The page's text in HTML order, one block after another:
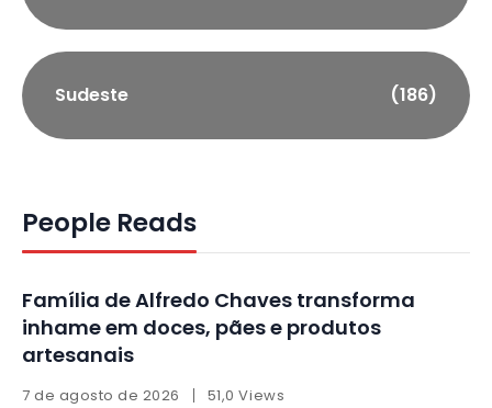
Sudeste (186)
People Reads
Família de Alfredo Chaves transforma
inhame em doces, pães e produtos
artesanais
7 de agosto de 2026 51,0 Views